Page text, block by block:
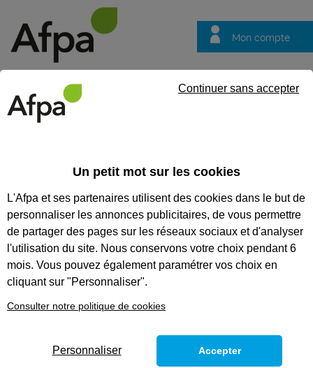
Mon compte
questions
CODES
ACTUALISER SES
COMPÉTENCES SUR LES
MÉTIERS DE SERVICE DU
SECTEUR TERTIAIRE
Eligible au CPF *
Formation certifiante
Un petit mot sur les cookies
L'Afpa et ses partenaires utilisent des cookies dans le but de
personnaliser les annonces publicitaires, de vous permettre
de partager des pages sur les réseaux sociaux et d'analyser
l'utilisation du site. Nous conservons votre choix pendant 6
mois. Vous pouvez également paramétrer vos choix en
cliquant sur "Personnaliser".
Consulter notre politique de cookies
Continuer sans accepter
Personnaliser Accepter